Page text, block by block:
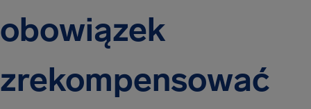
obowiązek
zrekompensować